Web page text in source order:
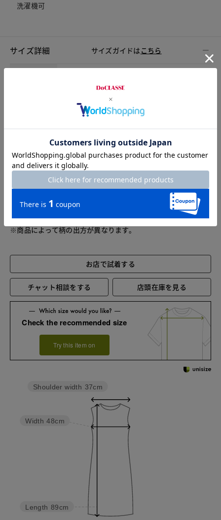
洗濯機可
サイズ詳細 サイズガイドは こちら
87 88
M 88 92 36 4.5
L 89 96 37 4.5
90 101 38
XXL 90.5 4.5
※商品によって柄の出方が異なります。
お店で試着する
チャット相談をする 店頭在庫を見る
Check the recommended size
Try this item on
Length 89cm
Width 48cm
Shoulder width 37cm